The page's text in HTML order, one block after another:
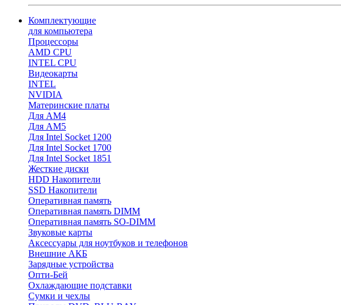
Комплектующие
для компьютера
Процессоры
AMD CPU
INTEL CPU
Видеокарты
INTEL
NVIDIA
Материнские платы
Для AM4
Для AM5
Для Intel Socket 1200
Для Intel Socket 1700
Для Intel Socket 1851
Жесткие диски
HDD Накопители
SSD Накопители
Оперативная память
Оперативная память DIMM
Оперативная память SO-DIMM
Звуковые карты
Аксессуары для ноутбуков и телефонов
Внешние АКБ
Зарядные устройства
Опти-Бей
Охлаждающие подставки
Сумки и чехлы